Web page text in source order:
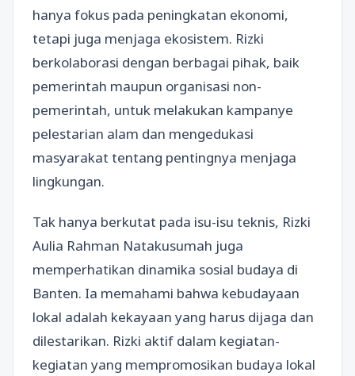
hanya fokus pada peningkatan ekonomi,
tetapi juga menjaga ekosistem. Rizki
berkolaborasi dengan berbagai pihak, baik
pemerintah maupun organisasi non-
pemerintah, untuk melakukan kampanye
pelestarian alam dan mengedukasi
masyarakat tentang pentingnya menjaga
lingkungan.
Tak hanya berkutat pada isu-isu teknis, Rizki
Aulia Rahman Natakusumah juga
memperhatikan dinamika sosial budaya di
Banten. Ia memahami bahwa kebudayaan
lokal adalah kekayaan yang harus dijaga dan
dilestarikan. Rizki aktif dalam kegiatan-
kegiatan yang mempromosikan budaya lokal